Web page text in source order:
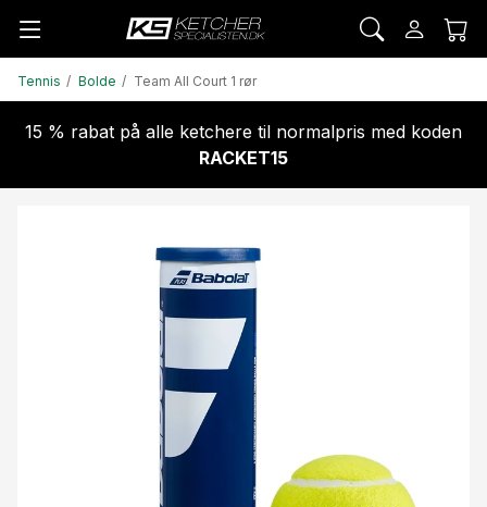
Tennis Bolde Team All Court 1 rør
15 % rabat på alle ketchere til normalpris med koden
RACKET15